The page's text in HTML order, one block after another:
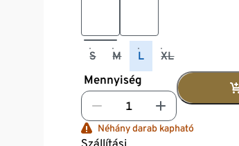
S M L XL
Mennyiség
Néhány darab kapható
Szállítási